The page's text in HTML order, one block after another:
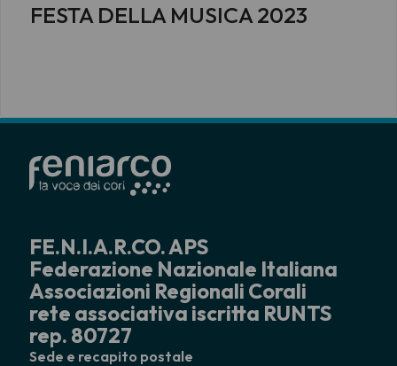
FESTA DELLA MUSICA 2023
FE.N.I.A.R.CO. APS
Federazione Nazionale Italiana
Associazioni Regionali Corali
rete associativa iscritta RUNTS
rep. 80727
Sede e recapito postale